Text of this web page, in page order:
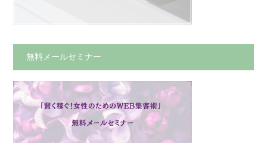
無料メールセミナー